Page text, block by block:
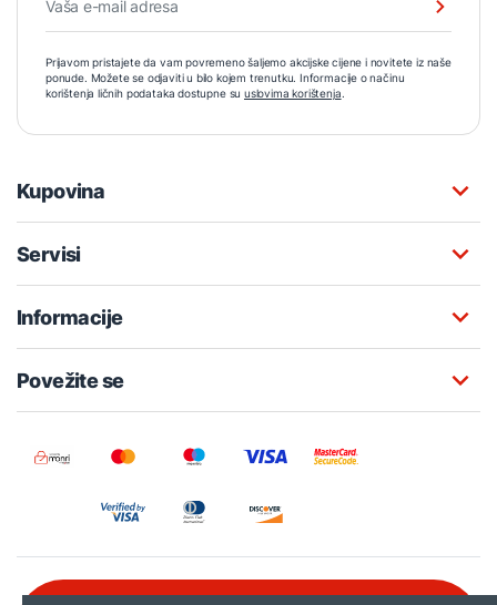
Prijavom pristajete da vam povremeno šaljemo akcijske cijene i novitete iz naše
ponude. Možete se odjaviti u bilo kojem trenutku. Informacije o načinu
korištenja ličnih podataka dostupne su uslovima korištenja.
Kupovina
Servisi
Informacije
Povežite se